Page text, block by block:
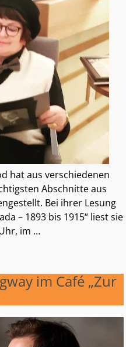
hat aus verschiedenen
Abschnitte aus
Bei ihrer Lesung
– 1893 bis 1915“ liest sie
im …
im Café „Zur